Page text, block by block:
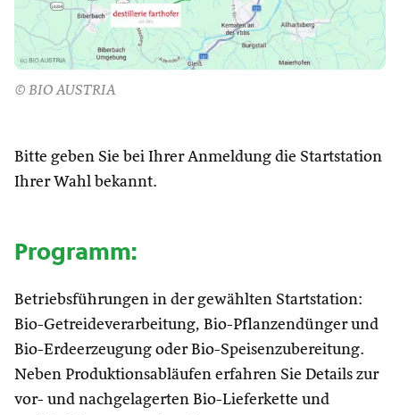
© BIO AUSTRIA
Bitte geben Sie bei Ihrer Anmeldung die Startstation
Ihrer Wahl bekannt.
Programm:
Betriebsführungen in der gewählten Startstation:
Bio-Getreideverarbeitung, Bio-Pflanzendünger und
Bio-Erdeerzeugung oder Bio-Speisenzubereitung.
Neben Produktionsabläufen erfahren Sie Details zur
vor- und nachgelagerten Bio-Lieferkette und